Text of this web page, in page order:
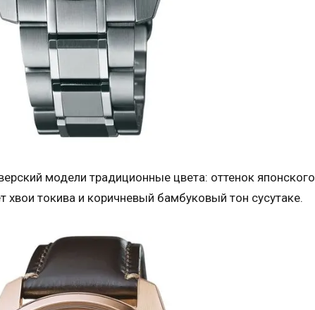
модели традиционные цвета: оттенок японского
хвои токива и коричневый бамбуковый тон сусутаке.